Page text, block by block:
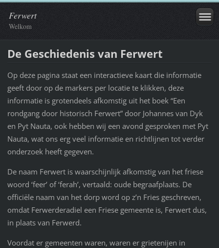
Ferwert
Welkom
De Geschiedenis van Ferwert
Op deze pagina staat een interactieve kaart die informatie
geeft door op de markers per locatie te klikken, deze
informatie is grotendeels afkomstig uit het boek “Een
rondgang door historisch Ferwert” door Johannes van Dyk
en Pyt Nauta, ook hebben wij een avond gesproken met Pyt
Nauta, wat ons erg veel informatie en richtlijnen tot verder
onderzoek heeft gegeven.
De naam Ferwert is waarschijnlijk afkomstig van het friese
woord ‘feer’ of ‘ferah’, vertaald: oude begraafplaats. De
officiële naam van het dorp word op z’n Fries geschreven,
omdat Ferwerderadiel een Friese gemeente is, Ferwert dus,
in plaats van Ferwerd.
Voordat er gemeenten waren, waren er grietenijen in